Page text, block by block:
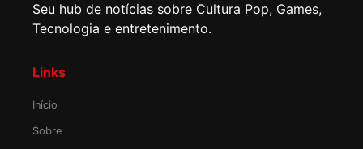
Seu hub de notícias sobre Cultura Pop, Games,
Tecnologia e entretenimento.
Links
Início
Sobre